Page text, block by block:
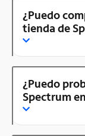
¿Puedo
tienda de
¿Puedo
Spectrum